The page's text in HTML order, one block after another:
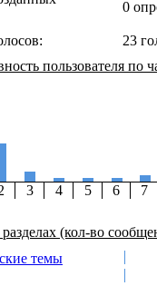
0
23
пользователя по
3 4 5 6 7
(кол-во
темы